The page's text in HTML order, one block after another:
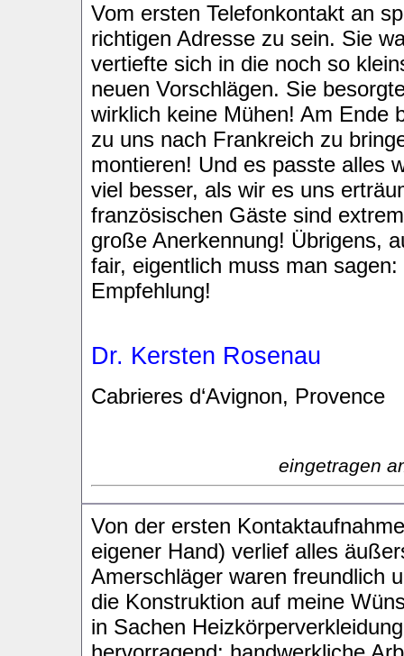
Vom ersten Telefonkontakt an
richtigen Adresse zu sein. Sie
vertiefte sich in die noch so
neuen Vorschlägen. Sie
wirklich keine Mühen! Am Ende
zu uns nach Frankreich zu
montieren! Und es passte alles
viel besser, als wir es uns
französischen Gäste sind
große Anerkennung! Übrigens,
fair, eigentlich muss man
Empfehlung!
Dr. Kersten Rosenau
Cabrieres d‘Avignon, Provence
eingetragen
Von der ersten
eigener Hand) verlief alles
Amerschläger waren freundlich
die Konstruktion auf meine
in Sachen